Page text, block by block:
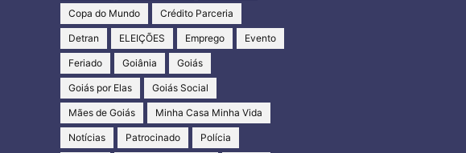
Copa do Mundo Crédito Parceria
Detran ELEIÇÕES Emprego Evento
Feriado Goiânia Goiás
Goiás por Elas Goiás Social
Mães de Goiás Minha Casa Minha Vida
Notícias Patrocinado Polícia